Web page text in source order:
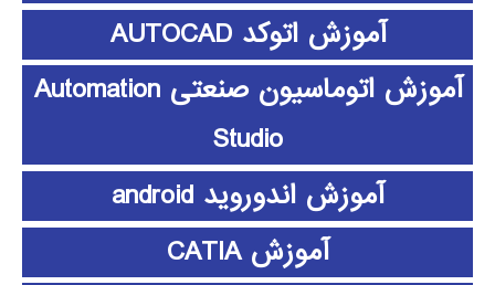
آموزش اتوکد AUTOCAD
آموزش اتوماسیون صنعتی Automation
Studio
آموزش اندوروید android
آموزش CATIA